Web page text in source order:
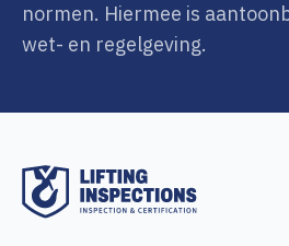
normen. Hiermee is
wet- en regelgeving.